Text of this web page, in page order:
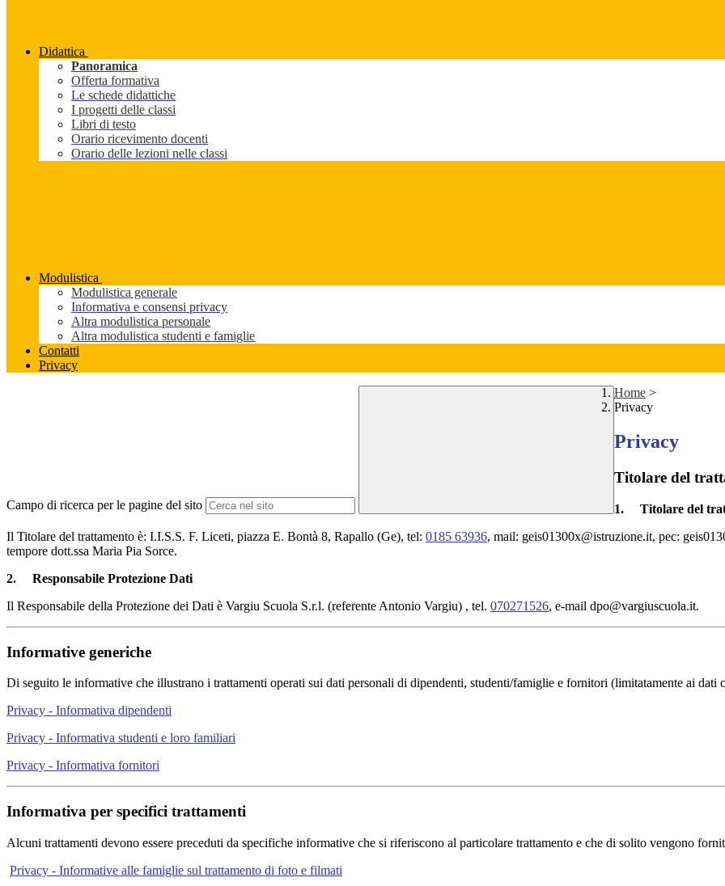
Didattica
Panoramica
Offerta formativa
Le schede didattiche
I progetti delle classi
Libri di testo
Orario ricevimento docenti
Orario delle lezioni nelle classi
Modulistica
Modulistica generale
Informativa e consensi privacy
Altra modulistica personale
Altra modulistica studenti e famiglie
Contatti
Privacy
Campo di ricerca per le pagine del sito
Home >
Privacy
Privacy
Titolare del
1.
Titolare del
Il Titolare del trattamento è: I.I.S.S. F. Liceti, piazza E. Bontà 8, Rapallo (Ge), tel: 0185 63936, mail: geis01300x@istruzione.it, pec:
tempore dott.ssa Maria Pia Sorce.
2.
Responsabile Protezione Dati
Il Responsabile della Protezione dei Dati è Vargiu Scuola S.r.l. (referente Antonio Vargiu) , tel. 070271526, e-mail dpo@vargiuscuola.it.
Informative generiche
Di seguito le informative che illustrano i trattamenti operati sui dati personali di dipendenti, studenti/famiglie e fornitori (limitatamente ai dati
Privacy - Informativa dipendenti
Privacy - Informativa studenti e loro familiari
Privacy - Informativa fornitori
Informativa per specifici trattamenti
Alcuni trattamenti devono essere preceduti da specifiche informative che si riferiscono al particolare trattamento e che di solito vengono
Privacy - Informative alle famiglie sul trattamento di foto e filmati